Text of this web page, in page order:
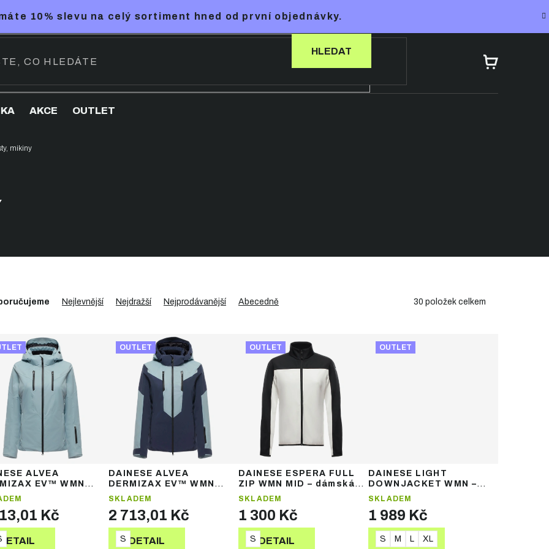
10% slevu na celý sortiment hned od první objednávky.
HLEDAT
NÁKUPNÍ
AKCE OUTLET
mikiny
Nejlevnější Nejdražší Nejprodávanější Abecedně 30 položek celkem
ALVEA
EV™ WMN
READY JACKET –
Kč
OUTLET
DAINESE ALVEA
DERMIZAX EV™ WMN
CORE READY JACKET –
SKLADEM
2 713,01 Kč
DETAIL
S
OUTLET
DAINESE ESPERA FULL
ZIP WMN MID – dámská
lyžařská mikina
SKLADEM
1 300 Kč
DETAIL
S
OUTLET
DAINESE LIGHT
DOWNJACKET WMN –
dámská péřová bunda
SKLADEM
1 989 Kč
DETAIL
S M L XL